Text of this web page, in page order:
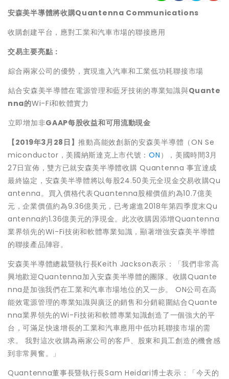
安森美半導體將收購Quantenna Communications
收購創建平台，應對工業和汽車市場的聯接應用
交易主要亮點：
綜合兩家公司的優勢，實現進入汽車和工業低功耗聯接市場
結合安森美半導體在電源管理和藍牙技術的專業知識與Quante
nna的Wi-Fi和軟體實力
立即增加非GAAP每股收益和可用流動現金
【2019年3月 28 日】推動高能效創新的安森美半導體（ON Se
miconductor，美國納斯達克上市代號：ON ），美國時間3月
27日宣佈，雙方已就安森美半導體收購 Quantenna 事宜達成
最終協定，安森美半導體將以每股24.50美元全現金交易收購Qu
antenna。買入價格代表Quantenna股權價值約為10.7億美
元，企業價值約為9.36億美元，已考慮進2018年第四季度末Qu
antenna約1.36億美元的淨現金。此次收購因添增Quantenna
業界領先的Wi-Fi技術和軟體專業知識，顯著增強安森美半導體
的聯接產品陣容。
安森美半導體總裁暨執行長Keith Jackson表示：「我們非常高
興地歡迎Quantenna加入安森美半導體的團隊。收購Quante
nna是加強我們在工業和汽車市場地位的又一步。 ON公司在高
能效電源管理的專業知識與廣泛的銷售和分銷範圍結合Quante
nna業界領先的Wi-Fi技術和軟體專業知識創造了一個強大的平
台，可滿足快速增長的工業和汽車應用中低功耗聯接市場的需
求。 我對這次收購為兩家公司的客戶、股東和員工創造的機會感
到非常興奮。」
Quantenna董事長暨執行長Sam Heidari博士表示：「今天的